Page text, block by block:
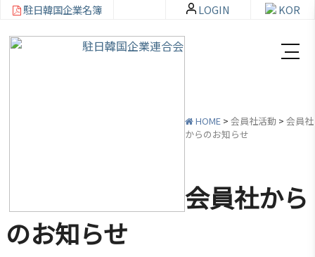
紹
介
検索
料
室
駐日韓国企業名簿 KOR
LOGIN
HOME > 会員社活動 > 会員社
からのお知らせ
会員社から
のお知らせ